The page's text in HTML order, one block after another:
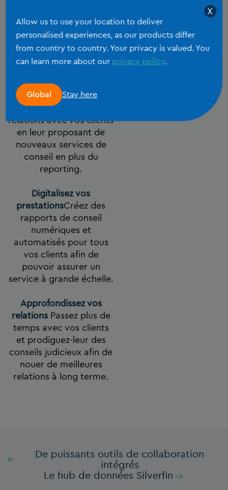
informations pour
générer des rapports et
proposer de nouveaux
services de conseil
Dégagez de nouveaux
revenusÉtendez vos
relations avec vos clients
en leur proposant de
nouveaux services de
conseil en plus du
reporting.
Digitalisez vos
prestationsCréez des
rapports de conseil
numériques et
automatisés pour tous
vos clients afin de
pouvoir assurer un
service à grande échelle.
Approfondissez vos
relations Passez plus de
temps avec vos clients
et prodiguez-leur des
conseils judicieux afin de
nouer de meilleures
relations à long terme.
De puissants outils de collaboration
intégrés
Le hub de données Silverfin
X
Allow us to use your location to deliver
personalised experiences, as our products differ
from country to country. Your privacy is valued. You
can learn more about ourprivacy policy.
Global Stay here